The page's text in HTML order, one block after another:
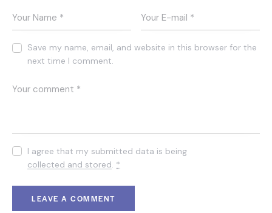
Save my name, email, and website in this browser for the
next time I comment.
I agree that my submitted data is being
collected and stored. *